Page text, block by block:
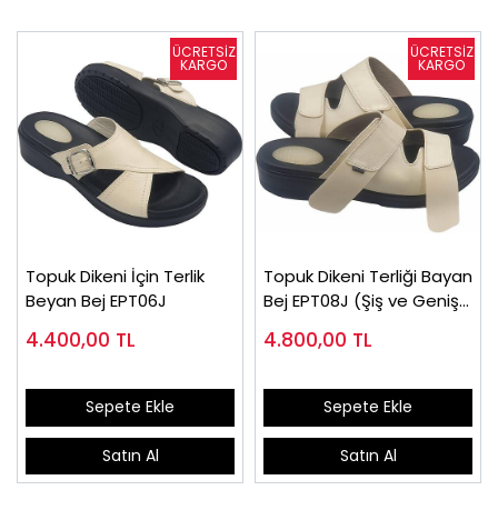
Topuk Dikeni İçin Terlik
Beyan Bej EPT06J
4.400,00 TL
Sepete Ekle
Satın Al
Topuk Dikeni Terliği Bayan
Bej EPT08J (Şiş ve Geniş
4.800,00 TL
Sepete Ekle
Satın Al